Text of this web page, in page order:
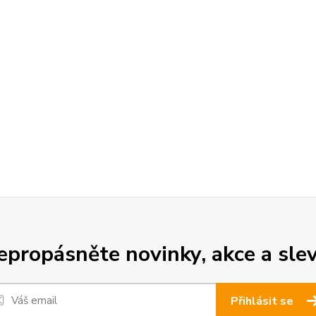
novinky, akce a
Přihlásit se